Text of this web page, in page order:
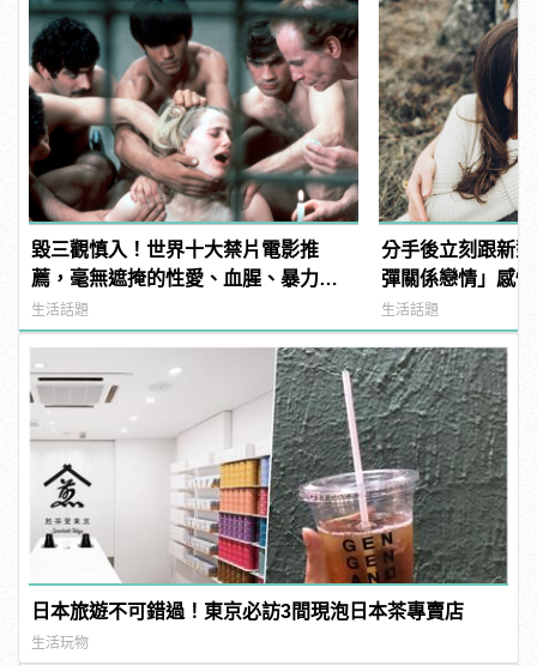
毀三觀慎入！世界十大禁片電影推
薦，毫無遮掩的性愛、血腥、暴力、
噁心到極致！
生活話題
分手後立刻跟新
彈關係戀情」感
生活話題
日本旅遊不可錯過！東京必訪3間現泡日本茶專賣店
生活玩物